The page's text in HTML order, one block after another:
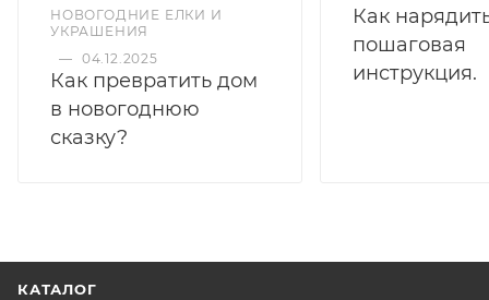
НОВОГОДНИЕ ЕЛКИ И
УКРАШЕНИЯ
— 04.12.2025
Как превратить дом
в новогоднюю
сказку?
Как
пошаговая
инструкция.
КАТАЛОГ